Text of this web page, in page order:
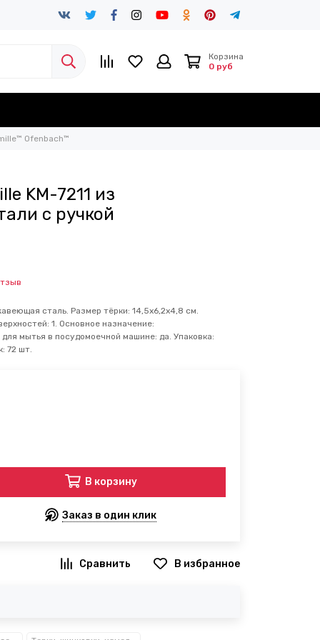
Корзина
0 руб
Ofenbach™
KM-7211 из
с ручкой
сталь. Размер тёрки: 14,5х6,2х4,8 см.
1. Основное назначение:
мытья в посудомоечной машине: да. Упаковка:
72 шт.
В корзину
Заказ в один клик
В избранное